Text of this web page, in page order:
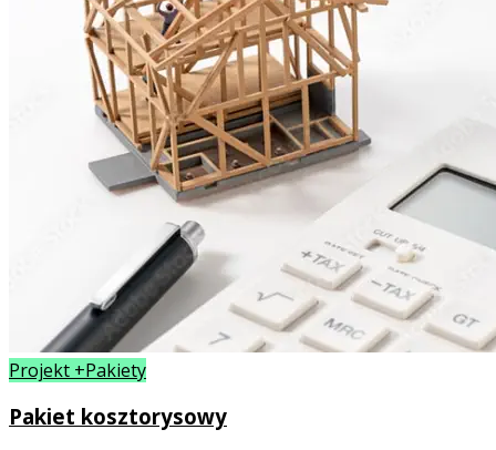
Projekt +Pakiety
Pakiet kosztorysowy